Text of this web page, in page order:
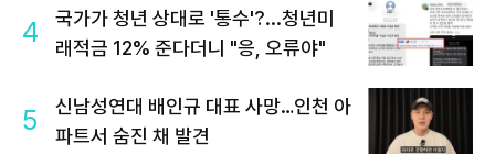
4
국가가 청년 상대로 '통수'?...청년미
래적금 12% 준다더니 "응, 오류야"
5
신남성연대 배인규 대표 사망…인천 아
파트서 숨진 채 발견